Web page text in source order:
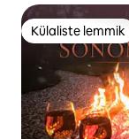
Külaliste lemmik
Külaliste lemmik